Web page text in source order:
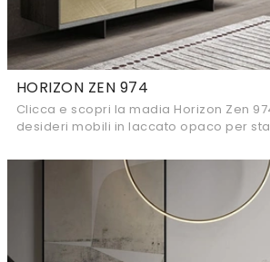
HORIZON ZEN 974
Clicca e scopri la madia Horizon Zen
desideri mobili in laccato opaco per